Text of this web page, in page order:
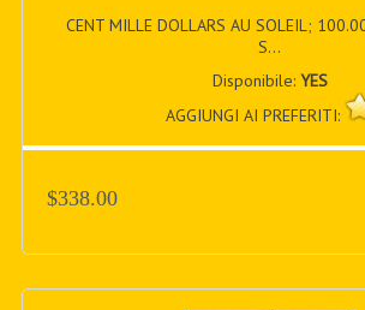
CENT MILLE DOLLARS AU SOLEIL;
S...
Disponibile: YES
AGGIUNGI AI PREFERITI:
$338.00